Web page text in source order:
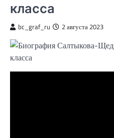
класса
bc_graf_ru 2 августа 2023